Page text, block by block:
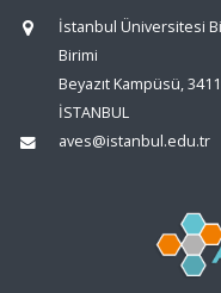
İstanbul Üniversitesi
Birimi
Beyazıt Kampüsü,
İSTANBUL
aves@istanbul.edu.tr